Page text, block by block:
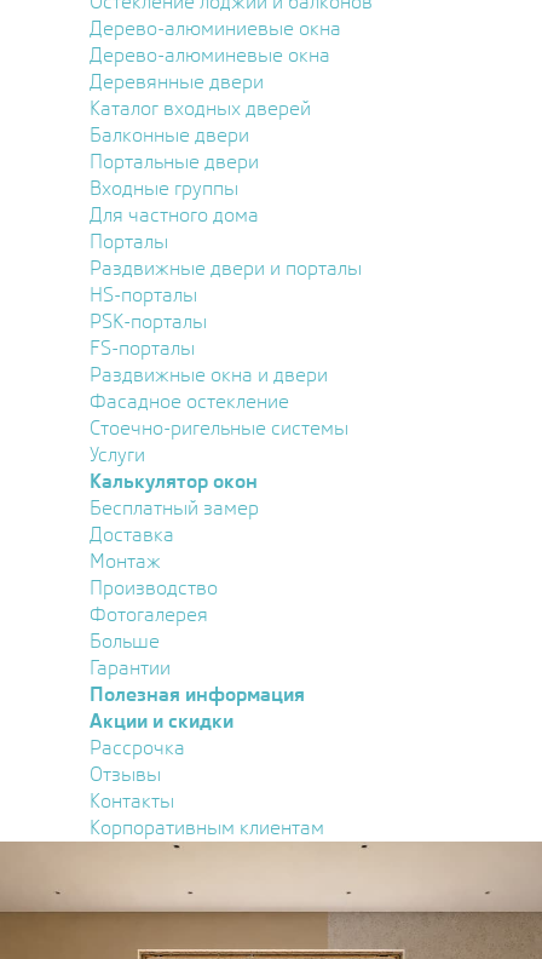
Дерево-алюминиевые окна
Дерево-алюминевые окна
Деревянные двери
Каталог входных дверей
Балконные двери
Портальные двери
Входные группы
Для частного дома
Порталы
Раздвижные двери и порталы
HS-порталы
PSK-порталы
FS-порталы
Раздвижные окна и двери
Фасадное остекление
Стоечно-ригельные системы
Услуги
Калькулятор окон
Бесплатный замер
Доставка
Монтаж
Производство
Фотогалерея
Больше
Гарантии
Полезная информация
Акции и скидки
Рассрочка
Отзывы
Контакты
Корпоративным клиентам